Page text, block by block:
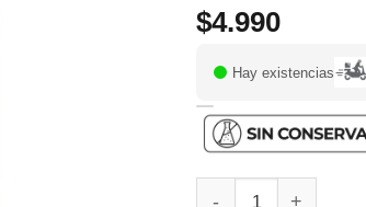
$4.990
Hay existencias